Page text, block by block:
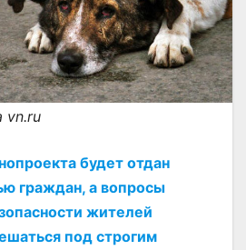
vn.ru
будет отдан
граждан, а вопросы
жителей
под строгим